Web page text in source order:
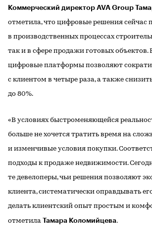
Коммерческий директор AVA Group
отметила, что цифровые решения сейчас
в производственных процессах
так и в сфере продажи готовых объектов.
цифровые платформы позволяют
с клиентом в четыре раза, а также
до 80%.
«В условиях быстроменяющейся
больше не хочется тратить время на
и изменчивые условия покупки.
подходы к продаже недвижимости.
те девелоперы, чьи решения позволяют
клиента, систематически оправдывать
делать клиентский опыт простым и
отметила Тамара Коломийцева.